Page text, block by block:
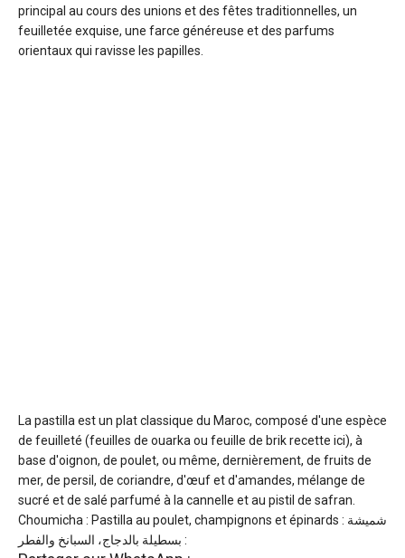
principal au cours des unions et des fêtes traditionnelles, un
feuilletée exquise, une farce généreuse et des parfums
orientaux qui ravisse les papilles.
La pastilla est un plat classique du Maroc, composé d'une espèce
de feuilleté (feuilles de ouarka ou feuille de brik recette ici), à
base d'oignon, de poulet, ou même, dernièrement, de fruits de
mer, de persil, de coriandre, d'œuf et d'amandes, mélange de
sucré et de salé parfumé à la cannelle et au pistil de safran.
Choumicha : Pastilla au poulet, champignons et épinards : شميشة
: بسطيلة بالدجاج، السبانخ والفطر